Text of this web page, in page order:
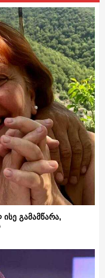
გამამწარა,